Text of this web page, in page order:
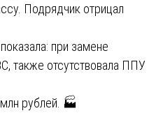
Подрядчик отрицал
при замене
также отсутствовала ППУ
рублей. 🏭